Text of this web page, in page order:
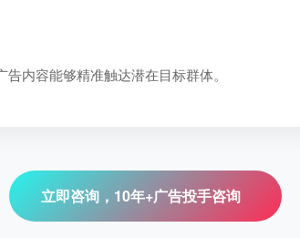
内容能够精准触达潜在目标群体。
立即咨询，10年+广告投手咨询